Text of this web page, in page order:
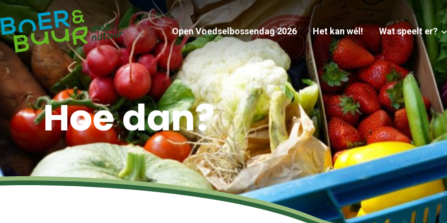
Open Voedselbossendag 2026 Het kan wél! Wat speelt er?
Hoe dan?